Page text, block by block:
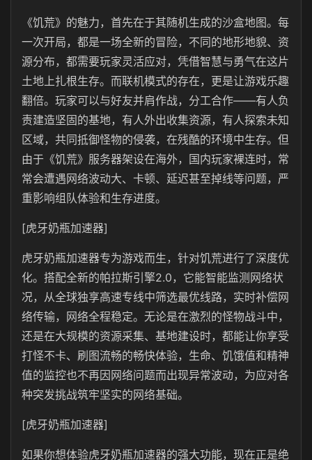
《饥荒》的魅力，首先在于其随机生成的沙盒地图。每
一次开局，都是一场全新的冒险，不同的地形地貌、资
源分布，都需要玩家灵活应对，凭借智慧与勇气在这片
土地上扎根生存。而联机模式的存在，更是让游戏乐趣
翻倍。玩家可以与好友并肩作战，分工合作——有人负
责建造坚固的基地，有人外出收集资源，有人探索未知
区域，共同抵御怪物的侵袭，在残酷的环境中生存。但
由于《饥荒》服务器架设在海外，国内玩家裸连时，常
常会遭遇网络波动大、卡顿、延迟甚至掉线等问题，严
重影响组队体验和生存进度。
[虎牙奶瓶加速器]
虎牙奶瓶加速器专为游戏而生，针对饥荒进行了深度优
化。搭配全新的帕拉斯引擎2.0，它能智能监测网络状
况，从全球独享高速专线中筛选最优线路，实时补偿网
络传输，网络全程稳定。无论是在激烈的怪物战斗中，
还是在大规模的资源采集、基地建设时，都能让你享受
打怪不卡、刷图流畅的畅快体验，生命、饥饿值和精神
值的监控也不再因网络问题而出现异常波动，为应对各
种突发挑战筑牢坚实的网络基础。
[虎牙奶瓶加速器]
如果你想体验虎牙奶瓶加速器的强大功能，现在正是绝